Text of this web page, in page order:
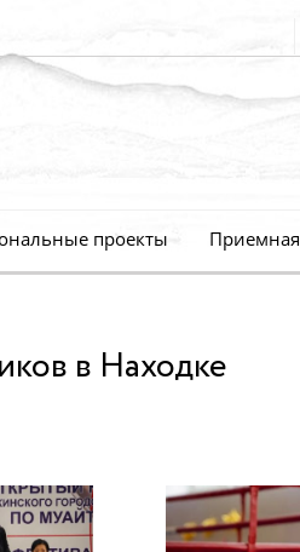
проекты Приемная
в Находке